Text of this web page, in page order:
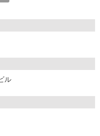
見ました」とお伝えくださ
ル